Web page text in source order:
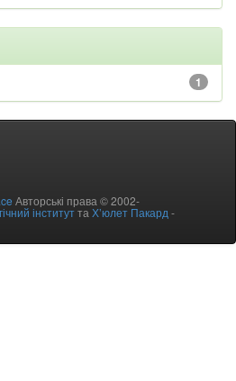
1
Авторські права © 2002-
інститутта Х’юлет Пакард -